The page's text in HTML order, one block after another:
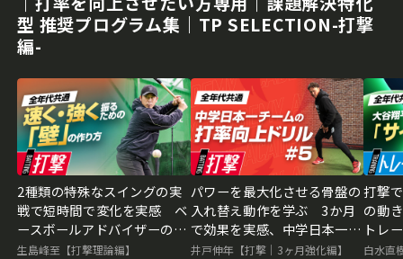
型 推奨プログラム集｜TP SELECTION-打撃
編-
2種類の特殊なスイングの実
戦で短時間で変化を実感 ベ
ースボールアドバイザーの打
撃力向上ドリル
生島峰至【打撃理論編】
パワーを最大化させる骨盤の
入れ替え動作を学ぶ 3か月
で効果を実感、中学日本一チ
ームの打率向上ドリル
井戸伸年【打撃｜3ヶ月強化編】
打撃
の動
トレ
レー
白水直